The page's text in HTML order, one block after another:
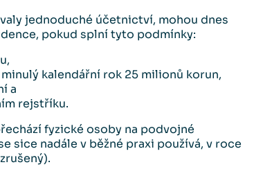
jednoduché účetnictví, mohou dnes
pokud splní tyto podmínky:
kalendářní rok 25 milionů korun,
a
rejstříku.
fyzické osoby na podvojné
sice nadále v běžné praxi používá, v roce